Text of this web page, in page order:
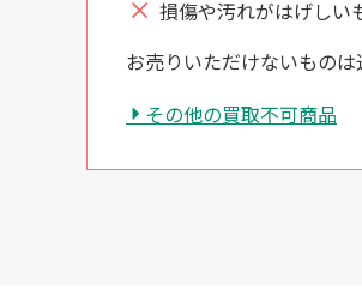
損傷や汚れがはげしい
お売りいただけないもの
その他の買取不可商品